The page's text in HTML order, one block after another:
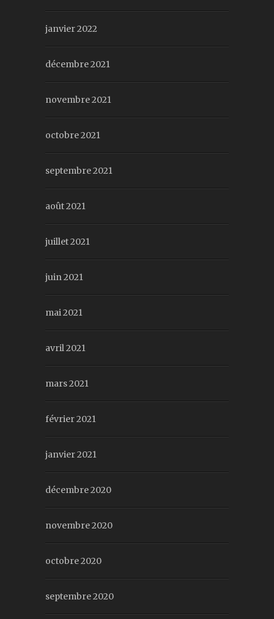
janvier 2022
décembre 2021
novembre 2021
octobre 2021
septembre 2021
août 2021
juillet 2021
juin 2021
mai 2021
avril 2021
mars 2021
février 2021
janvier 2021
décembre 2020
novembre 2020
octobre 2020
septembre 2020